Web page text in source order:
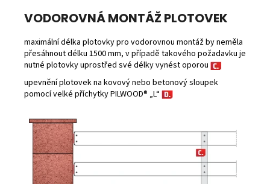
VODOROVNÁ MONTÁŽ PLOTOVEK
maximální délka plotovky pro vodorovnou montáž by neměla
přesáhnout délku 1500 mm, v případě takového požadavku je
nutné plotovky uprostřed své délky vynést oporou
upevnění plotovek na kovový nebo betonový sloupek
pomocí velké příchytky PILWOOD® „L“